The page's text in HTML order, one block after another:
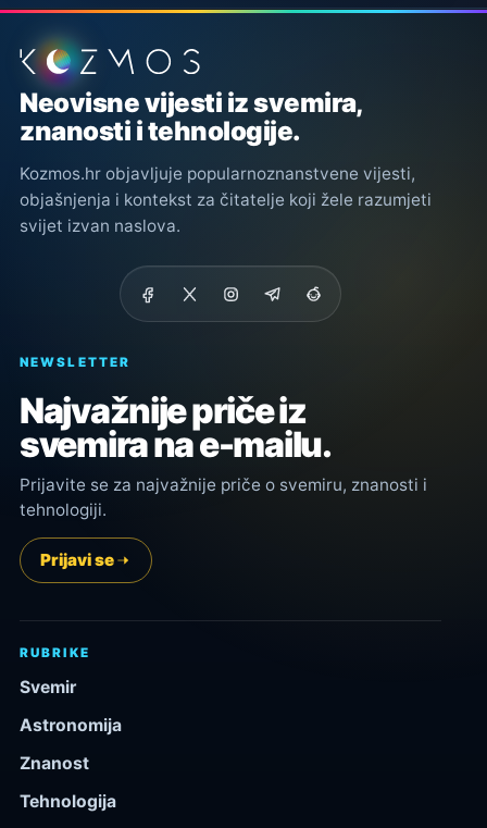
Podnožje stranice
Neovisne vijesti iz svemira,
znanosti i tehnologije.
Kozmos.hr objavljuje popularnoznanstvene vijesti,
objašnjenja i kontekst za čitatelje koji žele razumjeti
svijet izvan naslova.
NEWSLETTER
Najvažnije priče iz
svemira na e-mailu.
Prijavite se za najvažnije priče o svemiru, znanosti i
tehnologiji.
Prijavi se
RUBRIKE
Svemir
Astronomija
Znanost
Tehnologija